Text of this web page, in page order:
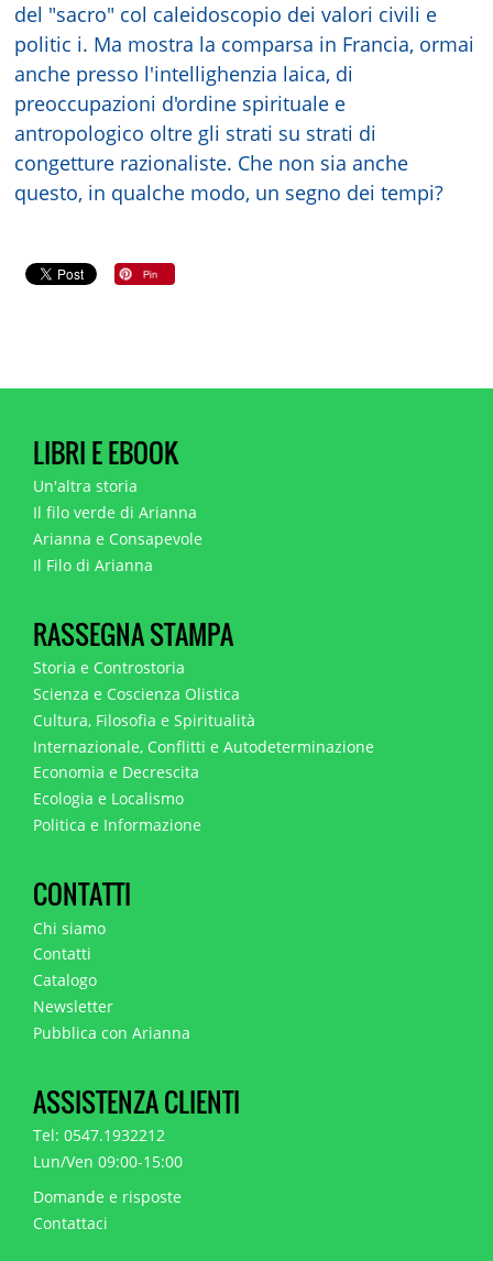
del "sacro" col caleidoscopio dei valori civili e
politic i. Ma mostra la comparsa in Francia, ormai
anche presso l'intellighenzia laica, di
preoccupazioni d'ordine spirituale e
antropologico oltre gli strati su strati di
congetture razionaliste. Che non sia anche
questo, in qualche modo, un segno dei tempi?
LIBRI E EBOOK
Un'altra storia
Il filo verde di Arianna
Arianna e Consapevole
Il Filo di Arianna
RASSEGNA STAMPA
Storia e Controstoria
Scienza e Coscienza Olistica
Cultura, Filosofia e Spiritualità
Internazionale, Conflitti e Autodeterminazione
Economia e Decrescita
Ecologia e Localismo
Politica e Informazione
CONTATTI
Chi siamo
Contatti
Catalogo
Newsletter
Pubblica con Arianna
ASSISTENZA CLIENTI
Tel: 0547.1932212
Lun/Ven 09:00-15:00
Domande e risposte
Contattaci